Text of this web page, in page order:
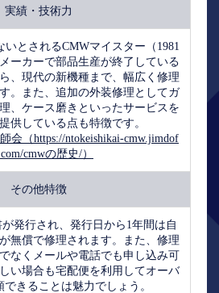
実績・技術力
いとされるCMWマイスター（1981
ーカーで部品生産が終了している
、現代の新機種まで、幅広く修理
。また、追加の外装修理としてガ
、ケース磨きといったサービスを
供している点も特徴です。
会（https://ntokeishikai-cmw.jimdof
cmwの歴史/）
その他特徴
発行され、発行日から1年間は自
無償で修理されます。また、修理
なくメールや電話でも申し込み可
い場合も宅配便を利用してオーバ
きることは魅力でしょう。